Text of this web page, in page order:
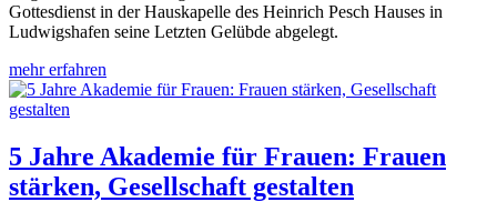
Gottesdienst in der Hauskapelle des Heinrich Pesch Hauses in
Ludwigshafen seine Letzten Gelübde abgelegt.
mehr erfahren
5 Jahre Akademie für Frauen: Frauen
stärken, Gesellschaft gestalten